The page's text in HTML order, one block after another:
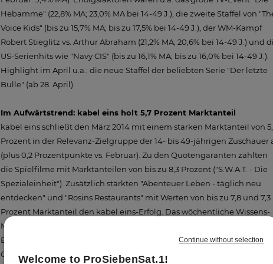
Hebamme" (22,8% MA; 23,0% MA bei 14-49 J.), die zweite Staffel von
Voice Kids" (bis zu 15,7% MA; bis zu 17,5% bei 14-49 J.), der WM-Kampf
Robert Stieglitz vs. Arthur Abraham (21,2% MA; 20,6% bei 14-49 J.) und
US-Serienhits wie "Navy CIS" (bis zu 16,1% MA; bis zu 16,0% bei 14-49 J.).
Highlight im April u.a.: die neue Staffel der beliebten Serie "Der letzte
Bulle" (ab 28. April).
Im Aufwärtstrend: kabel eins holt 5,7 Prozent Marktanteil
kabel eins schließt den März 2014 mit einem starken Marktanteil von
Prozent in der Relevanz-Zielgruppe der 14- bis 49-jährigen Zuschauer
(plus 0,2 Prozentpunkte vs. Februar). Zu den Quotengaranten zählten
die Spielfilme mit Marktanteilen von bis zu 8,3 Prozent ("S.W.A.T. - Die
Spezialeinheit"). Zusätzlich stärkten "Abenteuer Leben - täglich neu
entdecken" und "Rosins Restaurants" mit Werten von bis zu 7,8 und 7,3
Prozent Marktanteil den kabel eins-Erfolg. Das wöchentliche Wissens-
Magazin "Abenteuer Leben" feierte am 30. März 2014 einen Quartals-
Bestwert von 6,9 Prozent Marktanteil. Ausblick April: Auf internationale
Ganovenjagd gehen "Toto & Harry - Die Kultcops im Ausland" (ab 15.